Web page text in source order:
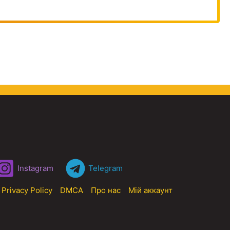
Instagram Telegram
Privacy Policy DMCA Про нас Мій аккаунт